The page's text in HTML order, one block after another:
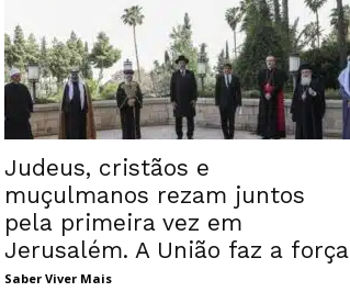
Judeus, cristãos e
muçulmanos rezam juntos
pela primeira vez em
Jerusalém. A União faz a força
Saber Viver Mais